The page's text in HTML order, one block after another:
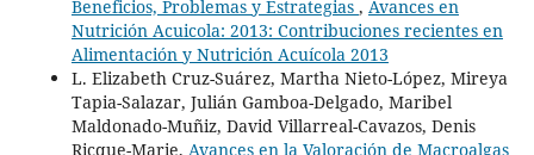
Beneficios, Problemas y Estrategias , Avances en
Nutrición Acuicola: 2013: Contribuciones recientes en
Alimentación y Nutrición Acuícola 2013
L. Elizabeth Cruz-Suárez, Martha Nieto-López, Mireya
Tapia-Salazar, Julián Gamboa-Delgado, Maribel
Maldonado-Muñiz, David Villarreal-Cavazos, Denis
Ricque-Marie, Avances en la Valoración de Macroalgas